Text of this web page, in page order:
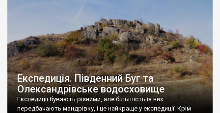
Експедиція. Південний Буг та
Олександрівське водосховище
Експедиції бувають різними, але більшість із них
передбачають мандрівку, і це найкраще у експедиції. Крім